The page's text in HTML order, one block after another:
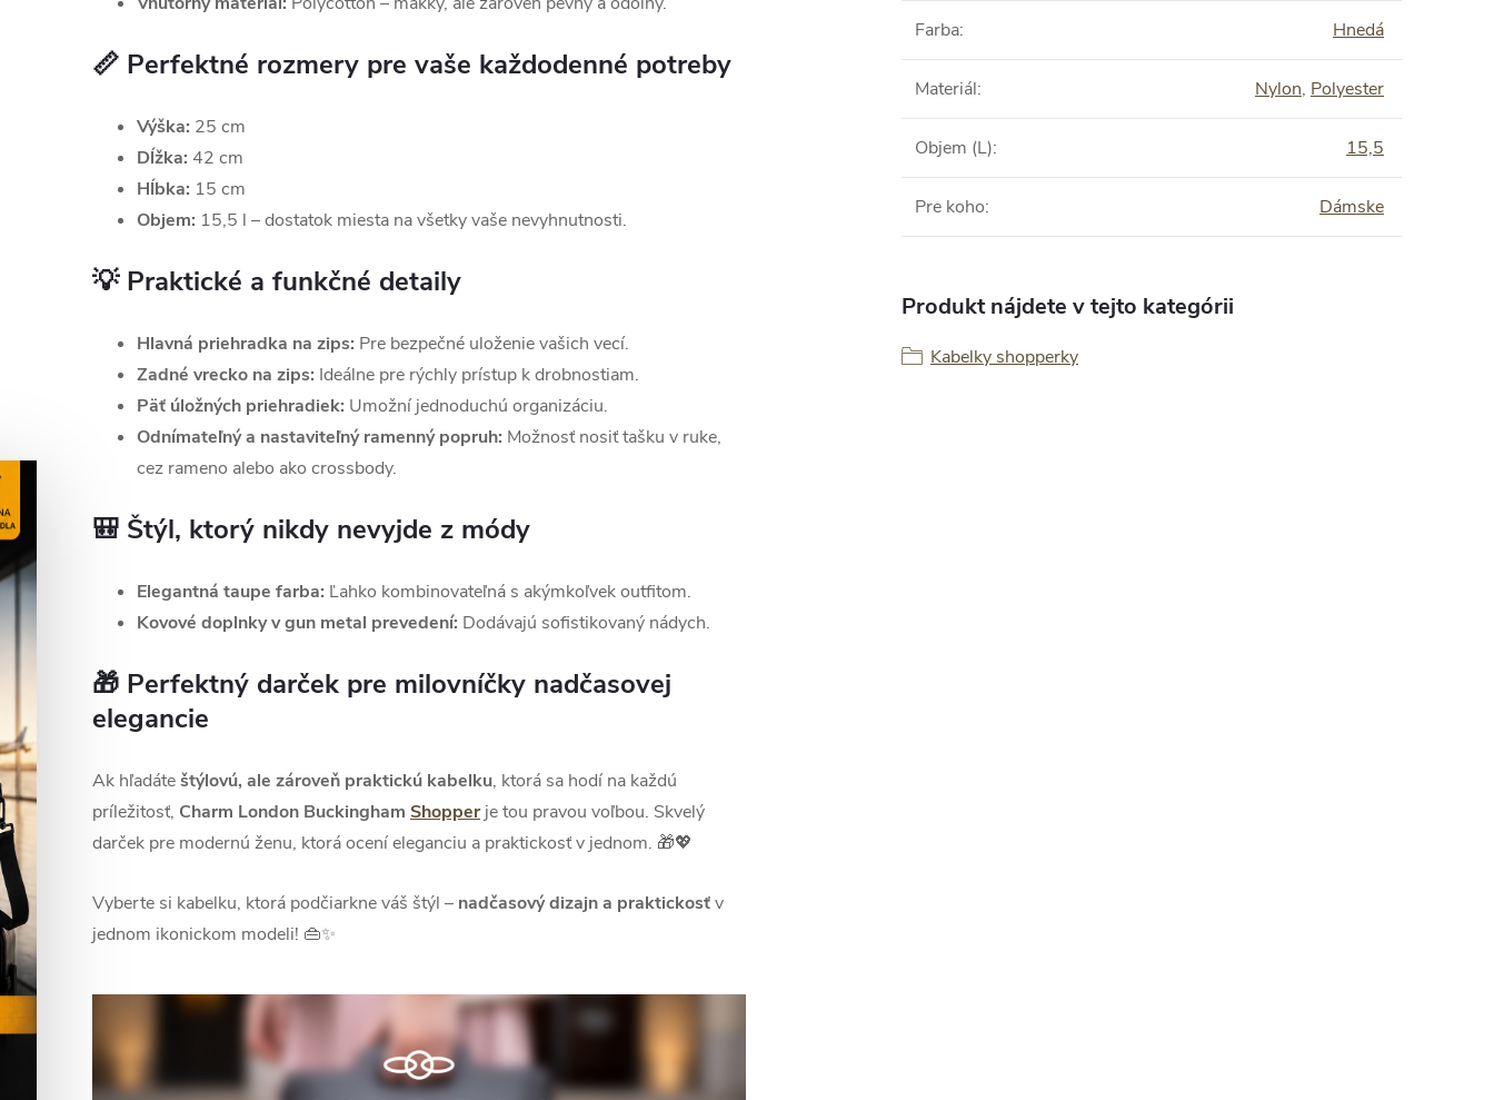
📏 Perfektné rozmery pre vaše každodenné potreby
Výška: 25 cm
Dĺžka: 42 cm
Hĺbka: 15 cm
Objem: 15,5 l – dostatok miesta na všetky vaše nevyhnutnosti.
💡 Praktické a funkčné detaily
Hlavná priehradka na zips: Pre bezpečné uloženie vašich vecí.
Zadné vrecko na zips: Ideálne pre rýchly prístup k drobnostiam.
Päť úložných priehradiek: Umožní jednoduchú organizáciu.
Odnímateľný a nastaviteľný ramenný popruh: Možnosť nosiť tašku v ruke,
cez rameno alebo ako crossbody.
🎒 Štýl, ktorý nikdy nevyjde z módy
Elegantná taupe farba: Ľahko kombinovateľná s akýmkoľvek outfitom.
Kovové doplnky v gun metal prevedení: Dodávajú sofistikovaný nádych.
🎁 Perfektný darček pre milovníčky nadčasovej
elegancie
Ak hľadáteštýlovú, ale zároveň praktickú kabelku, ktorá sa hodí na každú
príležitosť, Charm London Buckingham Shopper je tou pravou voľbou. Skvelý
darček pre modernú ženu, ktorá ocení eleganciu a praktickosť v jednom. 🎁💖
Vyberte si kabelku, ktorá podčiarkne váš štýl – nadčasový dizajn a praktickosťv
jednom ikonickom modeli! 👜✨
Farba: Hnedá
Materiál: Nylon, Polyester
Objem (L): 15,5
Pre koho: Dámske
Produkt nájdete v tejto kategórii
Kabelky shopperky